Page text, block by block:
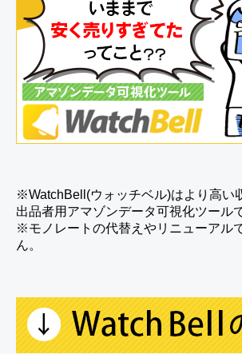
※WatchBell(ウォッチベル)はより高い
出品者用アマゾンデータ可視化ツール
※モノレートの代替えやリニューアル
ん。